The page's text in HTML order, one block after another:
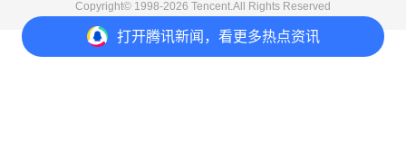
打开腾讯新闻，看更多热点资讯
Copyright© 1998-2026 Tencent.All Rights Reserved